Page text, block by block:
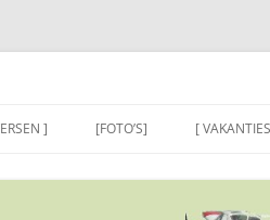
] [FOTO’S] [